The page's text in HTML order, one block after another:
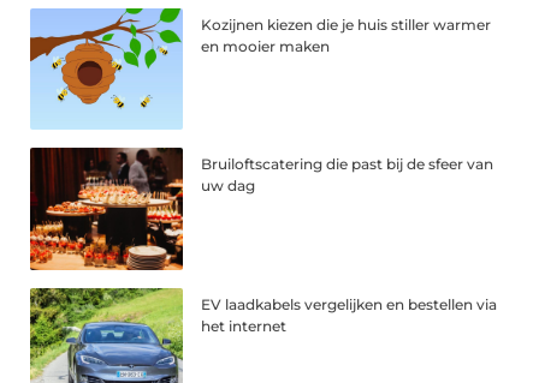
Kozijnen kiezen die je huis stiller warmer
en mooier maken
Bruiloftscatering die past bij de sfeer van
uw dag
EV laadkabels vergelijken en bestellen via
het internet